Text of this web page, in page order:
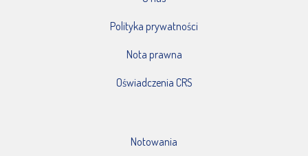
Polityka prywatności
Nota prawna
Oświadczenia CRS
Notowania